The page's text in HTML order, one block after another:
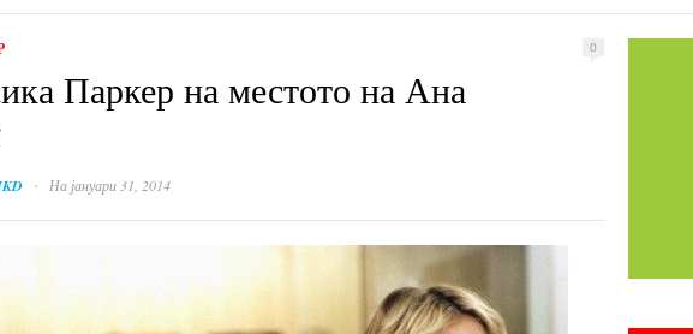
0
Паркер на местото на Ана
· На јануари 31, 2014